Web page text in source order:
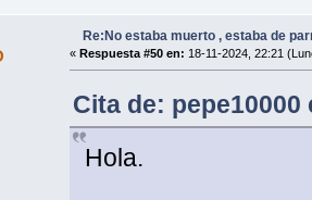
Re:No estaba muerto , estaba de
« Respuesta #50 en: 18-11-2024, 22:21
Cita de: pepe10000
Hola.